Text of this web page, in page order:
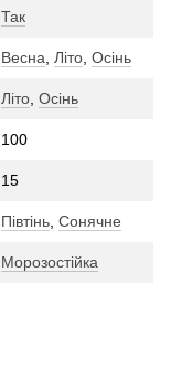
Так
Весна, Літо, Осінь
Літо, Осінь
100
15
Півтінь, Сонячне
Морозостійка